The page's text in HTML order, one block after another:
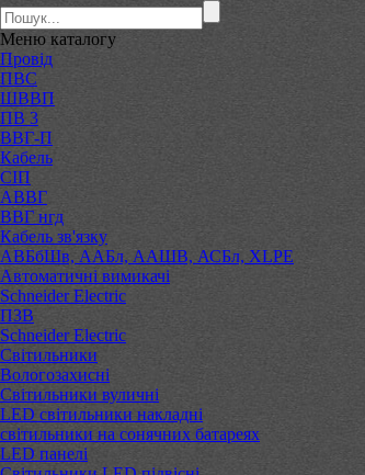
Меню каталогу
Провід
ПВС
ШВВП
ПВ 3
ВВГ-П
Кабель
СІП
АВВГ
ВВГ нгд
Кабель зв'язку
АВБбШв, ААБл, ААШВ, АСБл, XLPE
Автоматичні вимикачі
Schneider Electric
ПЗВ
Schneider Electric
Світильники
Вологозахисні
Світильники вуличні
LED світильники накладні
світильники на сонячних батареях
LED панелі